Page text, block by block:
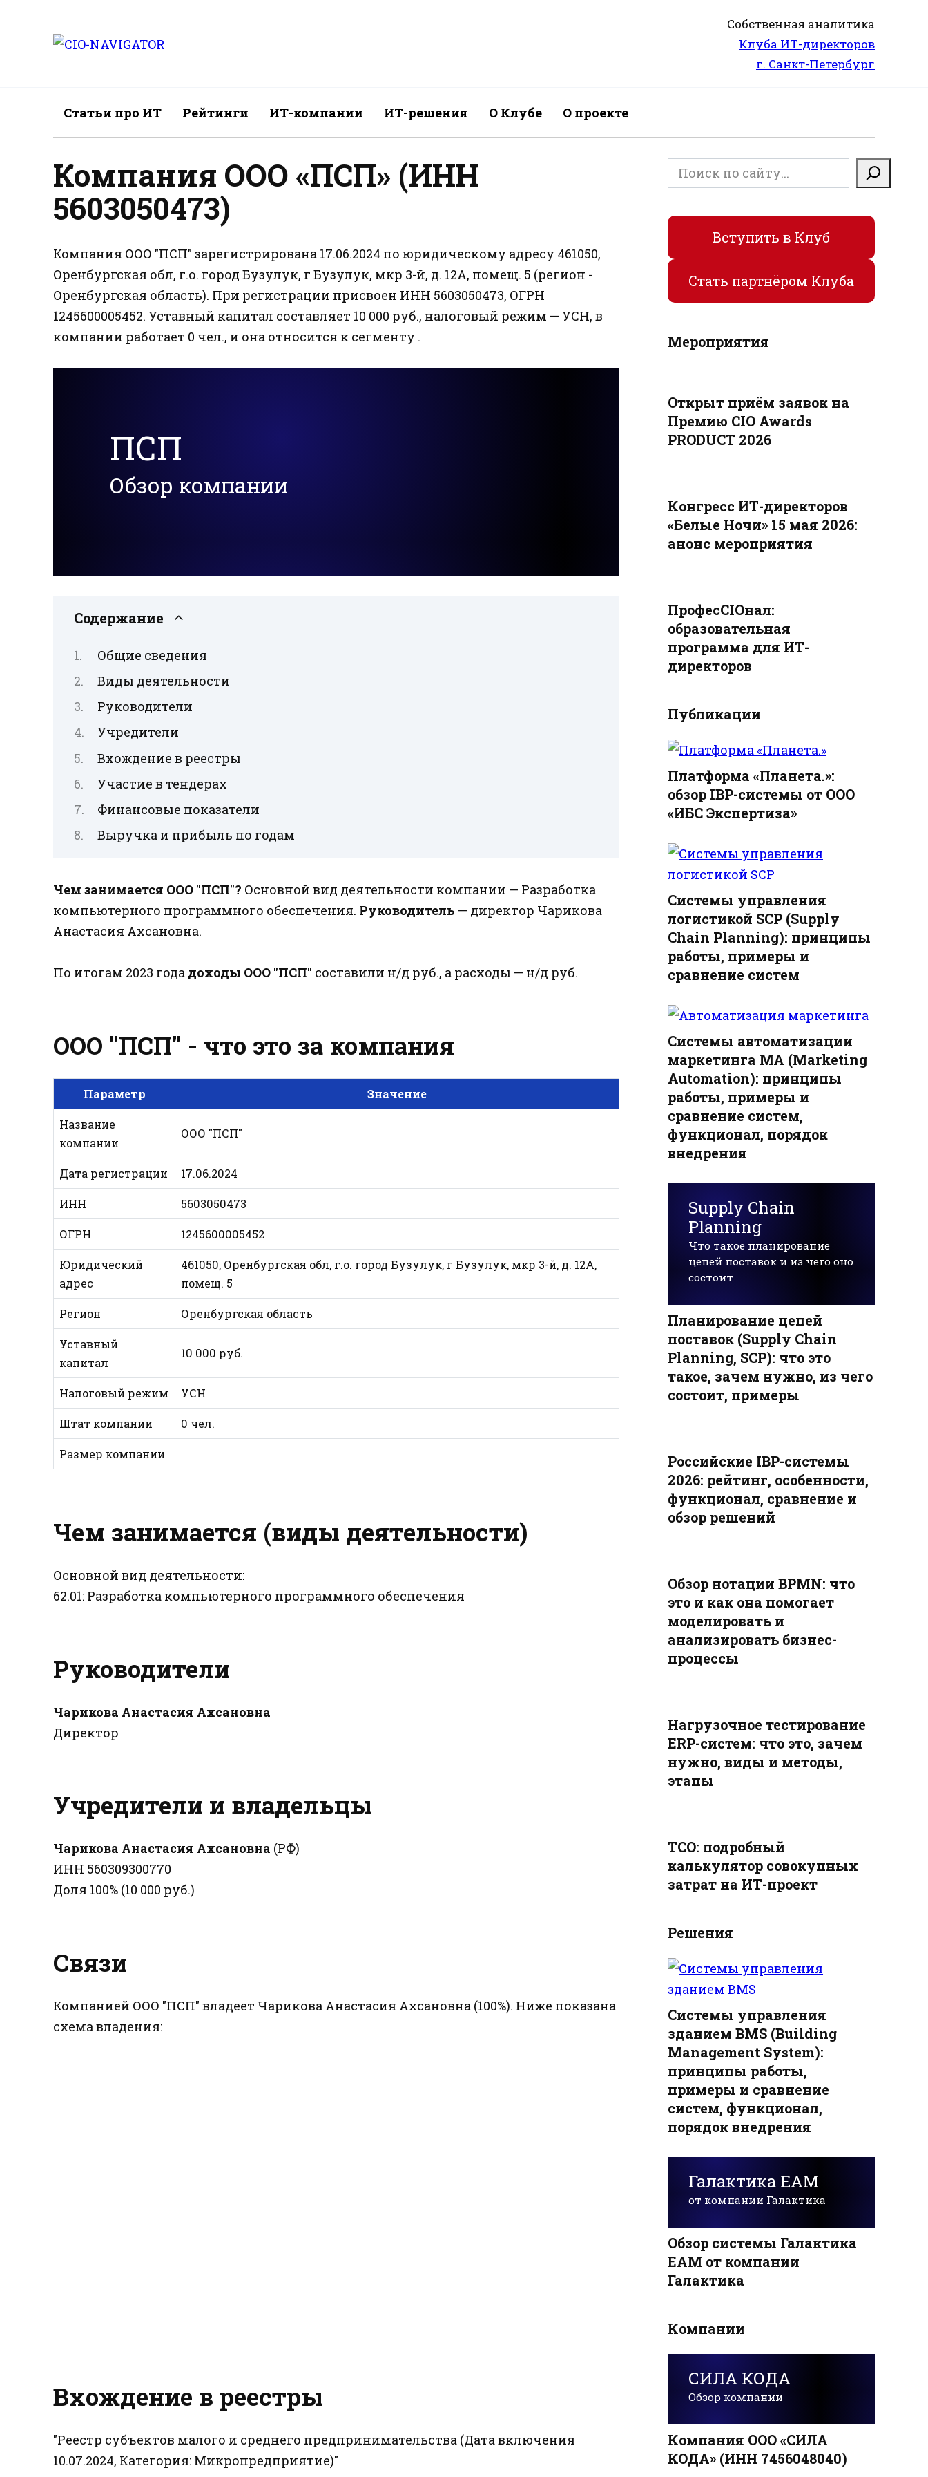
содержанию
Собственная аналитика
Клуба ИТ-директоров
г. Санкт-Петербург
Статьи про ИТ Рейтинги ИТ-компании ИТ-решения О Клубе О проекте
Компания ООО «ПСП» (ИНН
5603050473)
Компания ООО "ПСП" зарегистрирована 17.06.2024 по юридическому адресу 461050,
Оренбургская обл, г.о. город Бузулук, г Бузулук, мкр 3-й, д. 12А, помещ. 5 (регион -
Оренбургская область). При регистрации присвоен ИНН 5603050473, ОГРН
1245600005452. Уставный капитал составляет 10 000 руб., налоговый режим — УСН, в
компании работает 0 чел., и она относится к сегменту .
ПСП
Обзор компании
Содержание
Общие сведения
Виды деятельности
Руководители
Учредители
Вхождение в реестры
Участие в тендерах
Финансовые показатели
Выручка и прибыль по годам
Чем занимается ООО "ПСП"? Основной вид деятельности компании — Разработка
компьютерного программного обеспечения. Руководитель — директор Чарикова
Анастасия Ахсановна.
По итогам 2023 года доходы ООО "ПСП" составили н/д руб., а расходы — н/д руб.
ООО "ПСП" - что это за компания
Параметр Значение
Название
компании
ООО "ПСП"
Дата регистрации 17.06.2024
ИНН 5603050473
ОГРН 1245600005452
Юридический
адрес
461050, Оренбургская обл, г.о. город Бузулук, г Бузулук, мкр 3-й, д. 12А,
помещ. 5
Регион Оренбургская область
Уставный
капитал
10 000 руб.
Налоговый режим УСН
Штат компании 0 чел.
Размер компании
Чем занимается (виды деятельности)
Основной вид деятельности:
62.01: Разработка компьютерного программного обеспечения
Руководители
Чарикова Анастасия Ахсановна
Директор
Учредители и владельцы
Чарикова Анастасия Ахсановна (РФ)
ИНН 560309300770
Доля 100% (10 000 руб.)
Связи
Компанией ООО "ПСП" владеет Чарикова Анастасия Ахсановна (100%). Ниже показана
схема владения:
Вхождение в реестры
"Реестр субъектов малого и среднего предпринимательства (Дата включения
10.07.2024, Категория: Микропредприятие)"
Поиск
Вступить в Клуб
Стать партнёром Клуба
Мероприятия
Открыт приём заявок на
Премию CIO Awards
PRODUCT 2026
Конгресс ИТ-директоров
«Белые Ночи» 15 мая 2026:
анонс мероприятия
ПрофесCIOнал:
образовательная
программа для ИТ-
директоров
Публикации
Платформа «Планета.»:
обзор IBP-системы от ООО
«ИБС Экспертиза»
Системы управления
логистикой SCP (Supply
Chain Planning): принципы
работы, примеры и
сравнение систем
Системы автоматизации
маркетинга MA (Marketing
Automation): принципы
работы, примеры и
сравнение систем,
функционал, порядок
внедрения
Supply Chain
Planning
Что такое планирование
цепей поставок и из чего оно
состоит
Планирование цепей
поставок (Supply Chain
Planning, SCP): что это
такое, зачем нужно, из чего
состоит, примеры
Российские IBP-системы
2026: рейтинг, особенности,
функционал, сравнение и
обзор решений
Обзор нотации BPMN: что
это и как она помогает
моделировать и
анализировать бизнес-
процессы
Нагрузочное тестирование
ERP-систем: что это, зачем
нужно, виды и методы,
этапы
TCO: подробный
калькулятор совокупных
затрат на ИТ-проект
Решения
Системы управления
зданием BMS (Building
Management System):
принципы работы,
примеры и сравнение
систем, функционал,
порядок внедрения
Галактика EAM
от компании Галактика
Обзор системы Галактика
EAM от компании
Галактика
Компании
СИЛА КОДА
Обзор компании
Компания ООО «СИЛА
КОДА» (ИНН 7456048040)